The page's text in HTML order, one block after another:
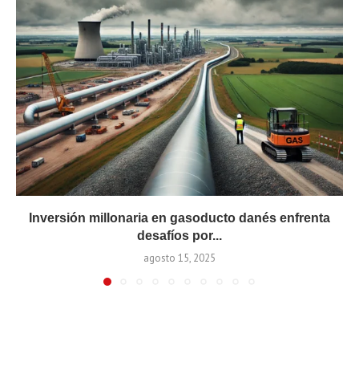
Inversión millonaria en gasoducto danés enfrenta
desafíos por...
agosto 15, 2025